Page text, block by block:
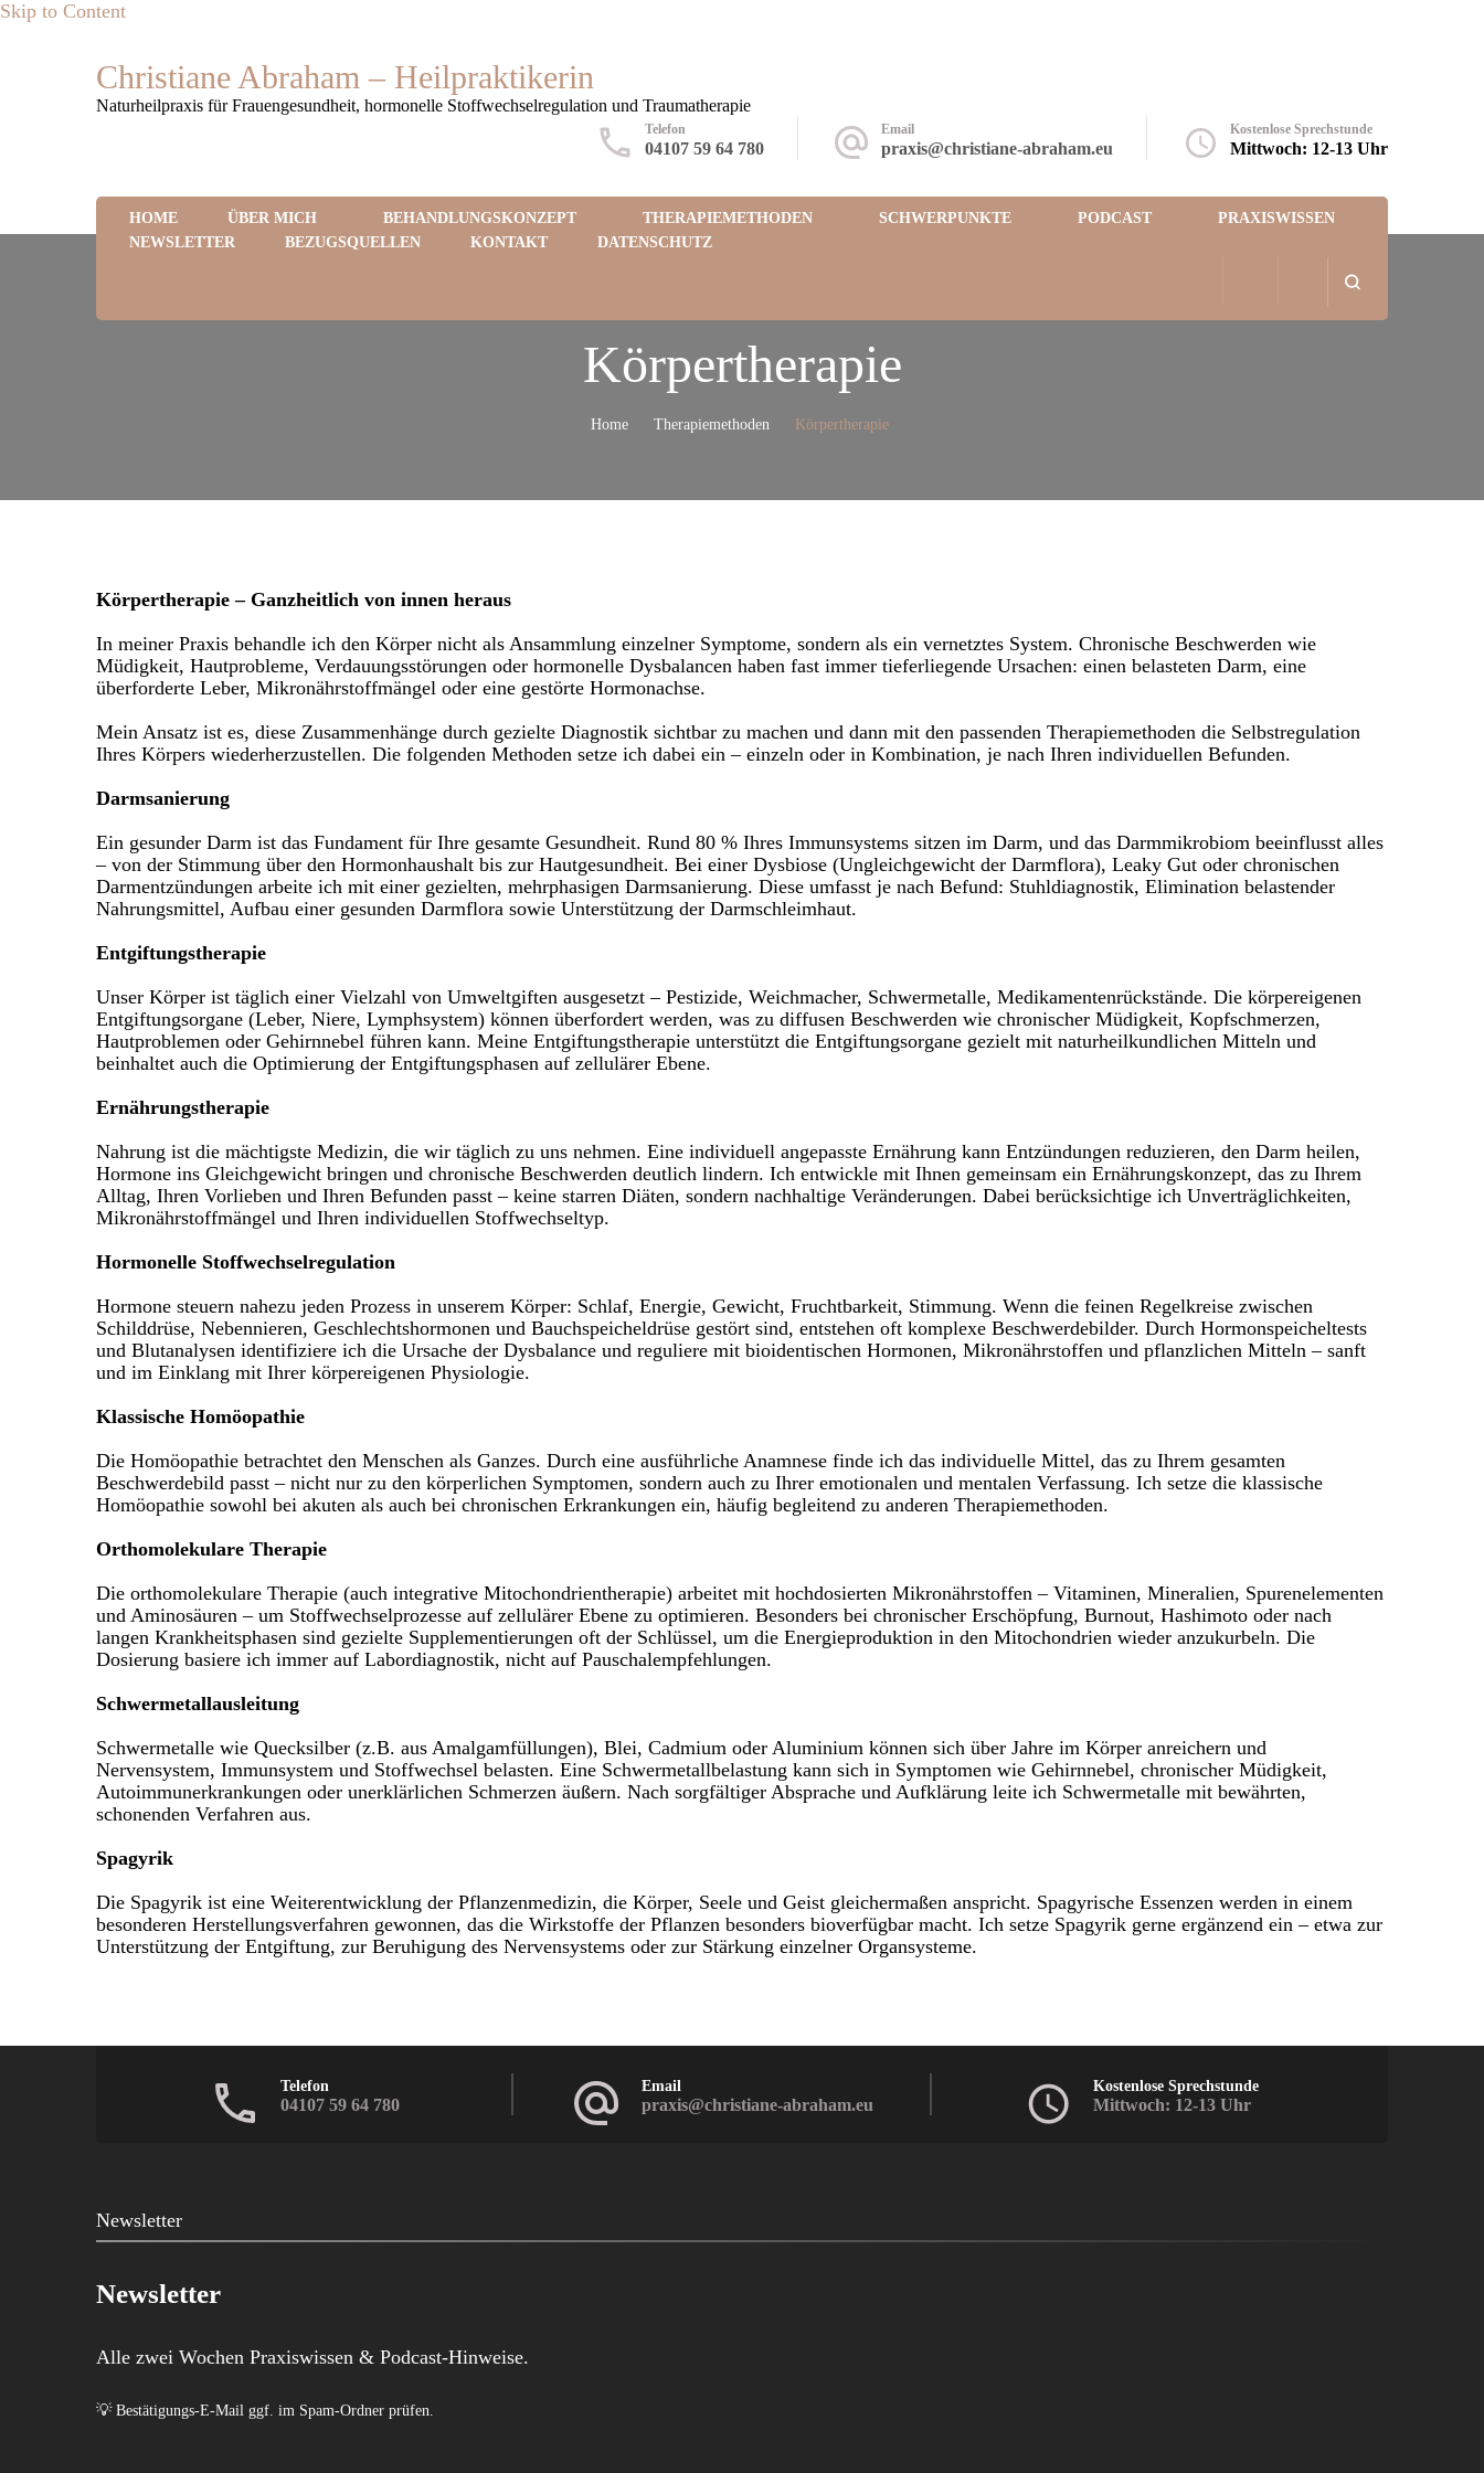
Skip to Content
Christiane Abraham – Heilpraktikerin
Naturheilpraxis für Frauengesundheit, hormonelle Stoffwechselregulation und Traumatherapie
Telefon
04107 59 64 780
Email
praxis@christiane-abraham.eu
Kostenlose Sprechstunde
Mittwoch: 12-13 Uhr
HOME ÜBER MICH BEHANDLUNGSKONZEPT THERAPIEMETHODEN SCHWERPUNKTE PODCAST
PRAXISWISSEN
NEWSLETTER
BEZUGSQUELLEN KONTAKT DATENSCHUTZ
Körpertherapie
Home Therapiemethoden Körpertherapie
Körpertherapie – Ganzheitlich von innen heraus
In meiner Praxis behandle ich den Körper nicht als Ansammlung einzelner Symptome, sondern als ein vernetztes System. Chronische Beschwerden wie
Müdigkeit, Hautprobleme, Verdauungsstörungen oder hormonelle Dysbalancen haben fast immer tieferliegende Ursachen: einen belasteten Darm, eine
überforderte Leber, Mikronährstoffmängel oder eine gestörte Hormonachse.
Mein Ansatz ist es, diese Zusammenhänge durch gezielte Diagnostik sichtbar zu machen und dann mit den passenden Therapiemethoden die Selbstregulation
Ihres Körpers wiederherzustellen. Die folgenden Methoden setze ich dabei ein – einzeln oder in Kombination, je nach Ihren individuellen Befunden.
Darmsanierung
Ein gesunder Darm ist das Fundament für Ihre gesamte Gesundheit. Rund 80 % Ihres Immunsystems sitzen im Darm, und das Darmmikrobiom beeinflusst alles
– von der Stimmung über den Hormonhaushalt bis zur Hautgesundheit. Bei einer Dysbiose (Ungleichgewicht der Darmflora), Leaky Gut oder chronischen
Darmentzündungen arbeite ich mit einer gezielten, mehrphasigen Darmsanierung. Diese umfasst je nach Befund: Stuhldiagnostik, Elimination belastender
Nahrungsmittel, Aufbau einer gesunden Darmflora sowie Unterstützung der Darmschleimhaut.
Entgiftungstherapie
Unser Körper ist täglich einer Vielzahl von Umweltgiften ausgesetzt – Pestizide, Weichmacher, Schwermetalle, Medikamentenrückstände. Die körpereigenen
Entgiftungsorgane (Leber, Niere, Lymphsystem) können überfordert werden, was zu diffusen Beschwerden wie chronischer Müdigkeit, Kopfschmerzen,
Hautproblemen oder Gehirnnebel führen kann. Meine Entgiftungstherapie unterstützt die Entgiftungsorgane gezielt mit naturheilkundlichen Mitteln und
beinhaltet auch die Optimierung der Entgiftungsphasen auf zellulärer Ebene.
Ernährungstherapie
Nahrung ist die mächtigste Medizin, die wir täglich zu uns nehmen. Eine individuell angepasste Ernährung kann Entzündungen reduzieren, den Darm heilen,
Hormone ins Gleichgewicht bringen und chronische Beschwerden deutlich lindern. Ich entwickle mit Ihnen gemeinsam ein Ernährungskonzept, das zu Ihrem
Alltag, Ihren Vorlieben und Ihren Befunden passt – keine starren Diäten, sondern nachhaltige Veränderungen. Dabei berücksichtige ich Unverträglichkeiten,
Mikronährstoffmängel und Ihren individuellen Stoffwechseltyp.
Hormonelle Stoffwechselregulation
Hormone steuern nahezu jeden Prozess in unserem Körper: Schlaf, Energie, Gewicht, Fruchtbarkeit, Stimmung. Wenn die feinen Regelkreise zwischen
Schilddrüse, Nebennieren, Geschlechtshormonen und Bauchspeicheldrüse gestört sind, entstehen oft komplexe Beschwerdebilder. Durch Hormonspeicheltests
und Blutanalysen identifiziere ich die Ursache der Dysbalance und reguliere mit bioidentischen Hormonen, Mikronährstoffen und pflanzlichen Mitteln – sanft
und im Einklang mit Ihrer körpereigenen Physiologie.
Klassische Homöopathie
Die Homöopathie betrachtet den Menschen als Ganzes. Durch eine ausführliche Anamnese finde ich das individuelle Mittel, das zu Ihrem gesamten
Beschwerdebild passt – nicht nur zu den körperlichen Symptomen, sondern auch zu Ihrer emotionalen und mentalen Verfassung. Ich setze die klassische
Homöopathie sowohl bei akuten als auch bei chronischen Erkrankungen ein, häufig begleitend zu anderen Therapiemethoden.
Orthomolekulare Therapie
Die orthomolekulare Therapie (auch integrative Mitochondrientherapie) arbeitet mit hochdosierten Mikronährstoffen – Vitaminen, Mineralien, Spurenelementen
und Aminosäuren – um Stoffwechselprozesse auf zellulärer Ebene zu optimieren. Besonders bei chronischer Erschöpfung, Burnout, Hashimoto oder nach
langen Krankheitsphasen sind gezielte Supplementierungen oft der Schlüssel, um die Energieproduktion in den Mitochondrien wieder anzukurbeln. Die
Dosierung basiere ich immer auf Labordiagnostik, nicht auf Pauschalempfehlungen.
Schwermetallausleitung
Schwermetalle wie Quecksilber (z.B. aus Amalgamfüllungen), Blei, Cadmium oder Aluminium können sich über Jahre im Körper anreichern und
Nervensystem, Immunsystem und Stoffwechsel belasten. Eine Schwermetallbelastung kann sich in Symptomen wie Gehirnnebel, chronischer Müdigkeit,
Autoimmunerkrankungen oder unerklärlichen Schmerzen äußern. Nach sorgfältiger Absprache und Aufklärung leite ich Schwermetalle mit bewährten,
schonenden Verfahren aus.
Spagyrik
Die Spagyrik ist eine Weiterentwicklung der Pflanzenmedizin, die Körper, Seele und Geist gleichermaßen anspricht. Spagyrische Essenzen werden in einem
besonderen Herstellungsverfahren gewonnen, das die Wirkstoffe der Pflanzen besonders bioverfügbar macht. Ich setze Spagyrik gerne ergänzend ein – etwa zur
Unterstützung der Entgiftung, zur Beruhigung des Nervensystems oder zur Stärkung einzelner Organsysteme.
Telefon
04107 59 64 780
Email
praxis@christiane-abraham.eu
Kostenlose Sprechstunde
Mittwoch: 12-13 Uhr
Newsletter
Newsletter
Alle zwei Wochen Praxiswissen & Podcast-Hinweise.
💡 Bestätigungs-E-Mail ggf. im Spam-Ordner prüfen.